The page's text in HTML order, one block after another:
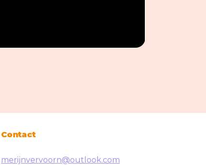
Contact
merijnvervoorn@outlook.com